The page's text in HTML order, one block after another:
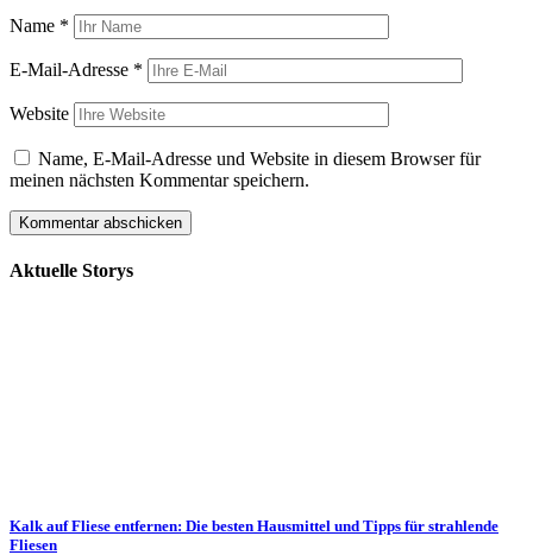
Name *
E-Mail-Adresse *
Website
Name, E-Mail-Adresse und Website in diesem Browser für
meinen nächsten Kommentar speichern.
Aktuelle Storys
Kalk auf Fliese entfernen: Die besten Hausmittel und Tipps für strahlende
Fliesen